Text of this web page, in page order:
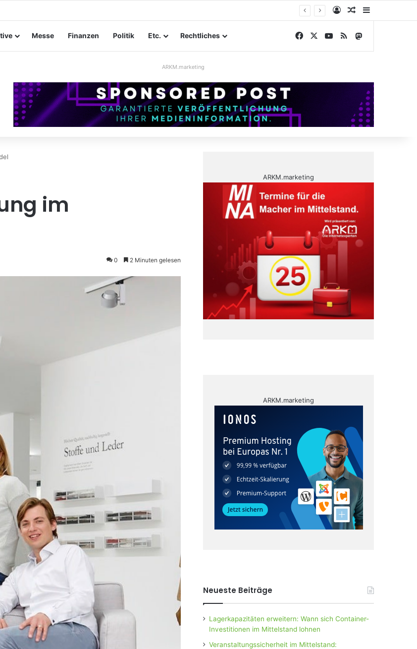
im Mittelstand: Absperrkonzepte für temporäre Außengelände AnmeldenZufälliger
Messe Finanzen Politik Etc. Rechtliches Facebook YouTube
RSS
ARKM.marketing
im
0 2 Minuten gelesen
ARKM.marketing
ARKM.marketing
Neueste Beiträge
Lagerkapazitäten erweitern: Wann sich Container-
Investitionen im Mittelstand lohnen
Veranstaltungssicherheit im Mittelstand: